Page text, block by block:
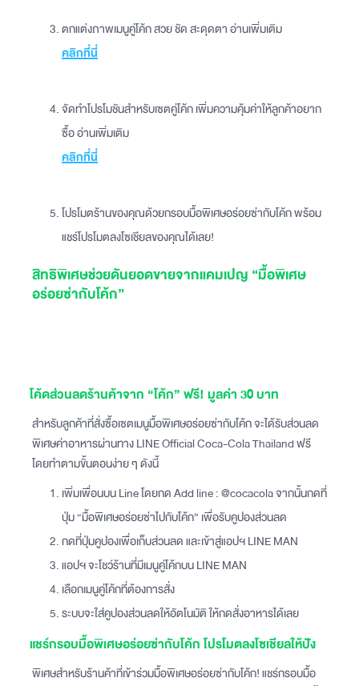
ตกแต่งภาพเมนูคู่โค้ก สวย ชัด สะดุดตา อ่านเพิ่มเติม
คลิกที่นี่
จัดทำโปรโมชันสำหรับเซตคู่โค้ก เพิ่มความคุ้มค่าให้ลูกค้าอยาก
ซื้อ อ่านเพิ่มเติม
คลิกที่นี่
โปรโมตร้านของคุณด้วยกรอบมื้อพิเศษอร่อยซ่ากับโค้ก พร้อม
แชร์โปรโมตลงโซเชียลของคุณได้เลย!
สิทธิพิเศษช่วยดันยอดขายจากแคมเปญ “มื้อพิเศษ
อร่อยซ่ากับโค้ก”
โค้ดส่วนลดร้านค้าจาก “โค้ก” ฟรี! มูลค่า 30 บาท
สำหรับลูกค้าที่สั่งซื้อเซตเมนูมื้อพิเศษอร่อยซ่ากับโค้ก จะได้รับส่วนลด
พิเศษค่าอาหารผ่านทาง LINE Official Coca-Cola Thailand ฟรี
โดยทำตามขั้นตอนง่าย ๆ ดังนี้
เพิ่มเพื่อนบน Line โดยกด Add line : @cocacola จากนั้นกดที่
ปุ่ม “มื้อพิเศษอร่อยซ่าไปกับโค้ก” เพื่อรับคูปองส่วนลด
กดที่ปุ่มคูปองเพื่อเก็บส่วนลด และเข้าสู่แอปฯ LINE MAN
แอปฯ จะโชว์ร้านที่มีเมนูคู่โค้กบน LINE MAN
เลือกเมนูคู่โค้กที่ต้องการสั่ง
ระบบจะใส่คูปองส่วนลดให้อัตโนมัติ ให้กดสั่งอาหารได้เลย
แชร์กรอบมื้อพิเศษอร่อยซ่ากับโค้ก โปรโมตลงโซเชียลให้ปัง
พิเศษสำหรับร้านค้าที่เข้าร่วมมื้อพิเศษอร่อยซ่ากับโค้ก! แชร์กรอบมื้อ